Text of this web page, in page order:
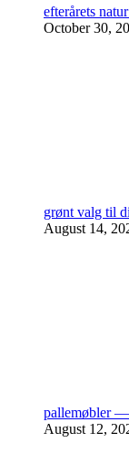
efterårets
October 30,
grønt valg til
August 14,
pallemøbler —
August 12,